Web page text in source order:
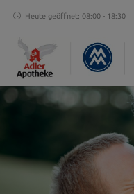
Heute geöffnet: 08:00 - 18:30